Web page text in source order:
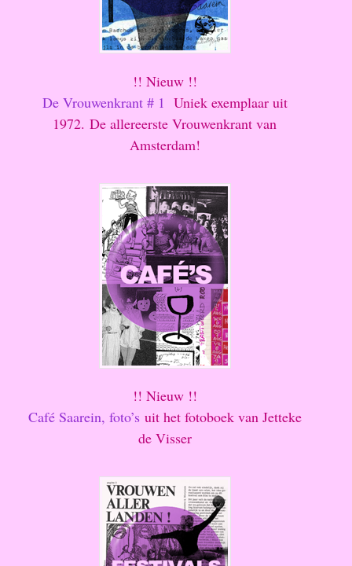
!! Nieuw !!
De Vrouwenkrant # 1 Uniek exemplaar uit
1972. De allereerste Vrouwenkrant van
Amsterdam!
!! Nieuw !!
Café Saarein, foto’suit het fotoboek van Jetteke
de Visser